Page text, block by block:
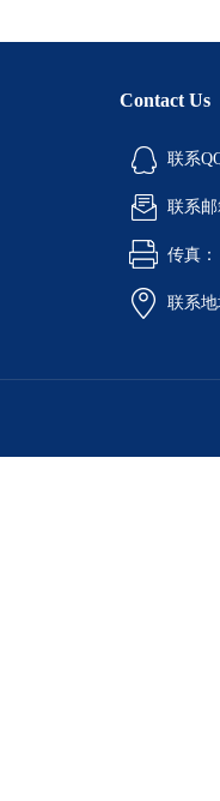
Contact Us
联系
联系邮
传真：
联系